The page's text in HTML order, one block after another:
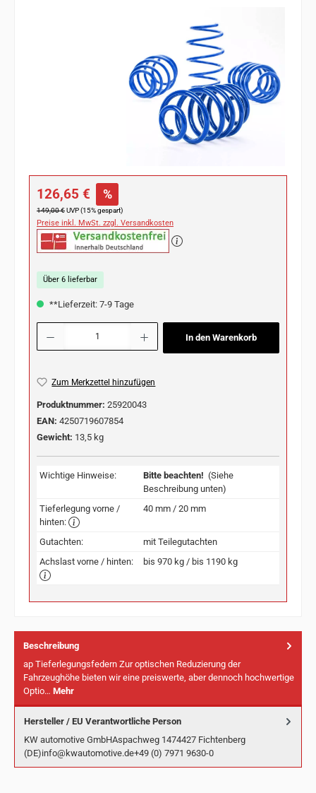
Verkaufspreis:
126,65 € %
Regulärer Preis:
149,00 €UVP (15% gespart)
Preise inkl. MwSt. zzgl. Versandkosten
Über 6 lieferbar
**Lieferzeit: 7-9 Tage
Produkt Anzahl: Gib den gewünschten Wert ein oder benutze die Schaltflächen
In den Warenkorb
Zum Merkzettel hinzufügen
Produktnummer: 25920043
EAN: 4250719607854
Gewicht: 13,5 kg
Wichtige Hinweise: Bitte beachten! (Siehe
Beschreibung unten)
Tieferlegung vorne /
hinten:
40 mm / 20 mm
Gutachten:
mit Teilegutachten
Achslast vorne / hinten:
bis 970 kg / bis 1190 kg
Beschreibung
ap Tieferlegungsfedern Zur optischen Reduzierung der
Fahrzeughöhe bieten wir eine preiswerte, aber dennoch hochwertige
Optio… Mehr
Hersteller / EU Verantwortliche Person
KW automotive GmbHAspachweg 1474427 Fichtenberg
(DE)info@kwautomotive.de+49 (0) 7971 9630-0